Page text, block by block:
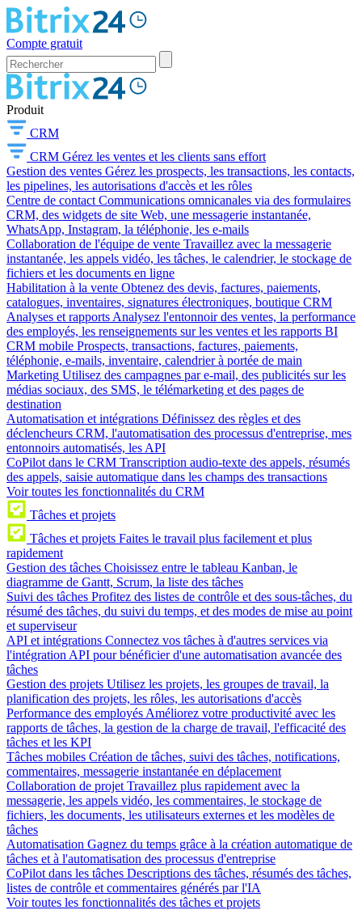
Compte gratuit
Produit
CRM
CRM Gérez les ventes et les clients sans effort
Gestion des ventes Gérez les prospects, les transactions, les contacts,
les pipelines, les autorisations d'accès et les rôles
Centre de contact Communications omnicanales via des formulaires
CRM, des widgets de site Web, une messagerie instantanée,
WhatsApp, Instagram, la téléphonie, les e-mails
Collaboration de l'équipe de vente Travaillez avec la messagerie
instantanée, les appels vidéo, les tâches, le calendrier, le stockage de
fichiers et les documents en ligne
Habilitation à la vente Obtenez des devis, factures, paiements,
catalogues, inventaires, signatures électroniques, boutique CRM
Analyses et rapports Analysez l'entonnoir des ventes, la performance
des employés, les renseignements sur les ventes et les rapports BI
CRM mobile Prospects, transactions, factures, paiements,
téléphonie, e-mails, inventaire, calendrier à portée de main
Marketing Utilisez des campagnes par e-mail, des publicités sur les
médias sociaux, des SMS, le télémarketing et des pages de
destination
Automatisation et intégrations Définissez des règles et des
déclencheurs CRM, l'automatisation des processus d'entreprise, mes
entonnoirs automatisés, les API
CoPilot dans le CRM Transcription audio-texte des appels, résumés
des appels, saisie automatique dans les champs des transactions
Voir toutes les fonctionnalités du CRM
Tâches et projets
Tâches et projets Faites le travail plus facilement et plus
rapidement
Gestion des tâches Choisissez entre le tableau Kanban, le
diagramme de Gantt, Scrum, la liste des tâches
Suivi des tâches Profitez des listes de contrôle et des sous-tâches, du
résumé des tâches, du suivi du temps, et des modes de mise au point
et superviseur
API et intégrations Connectez vos tâches à d'autres services via
l'intégration API pour bénéficier d'une automatisation avancée des
tâches
Gestion des projets Utilisez les projets, les groupes de travail, la
planification des projets, les rôles, les autorisations d'accès
Performance des employés Améliorez votre productivité avec les
rapports de tâches, la gestion de la charge de travail, l'efficacité des
tâches et les KPI
Tâches mobiles Création de tâches, suivi des tâches, notifications,
commentaires, messagerie instantanée en déplacement
Collaboration de projet Travaillez plus rapidement avec la
messagerie, les appels vidéo, les commentaires, le stockage de
fichiers, les documents, les utilisateurs externes et les modèles de
tâches
Automatisation Gagnez du temps grâce à la création automatique de
tâches et à l'automatisation des processus d'entreprise
CoPilot dans les tâches Descriptions des tâches, résumés des tâches,
listes de contrôle et commentaires générés par l'IA
Voir toutes les fonctionnalités des tâches et projets